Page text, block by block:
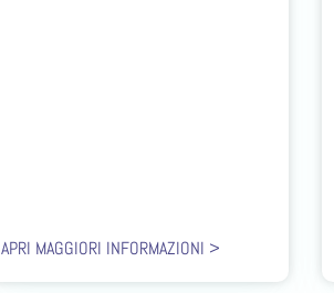
APRI MAGGIORI INFORMAZIONI >